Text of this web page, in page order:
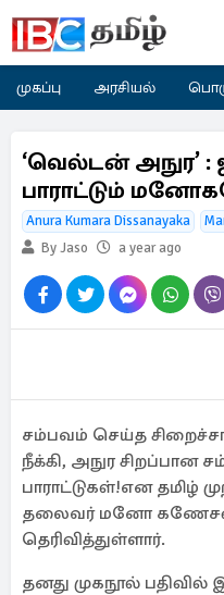
முகப்பு அரசியல்
‘வெல்டன் அநுர’ :
பாராட்டும்
Anura Kumara Dissanayaka
By Jaso
a year ago
சம்பவம் செய்த
நீக்கி, அநுர சிறப்பான
பாராட்டுகள்!என தமிழ்
தலைவர் மனோ
தெரிவித்துள்ளார்.
தனது முகநூல்